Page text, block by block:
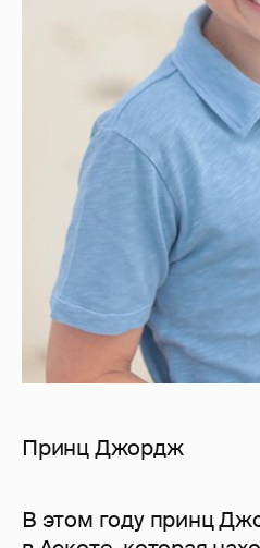
Принц Джордж
В этом году принц